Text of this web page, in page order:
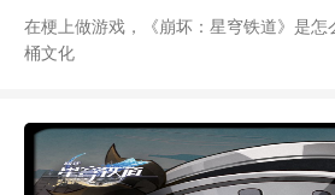
在梗上做游戏，《崩坏：星穹铁道》是
桶文化